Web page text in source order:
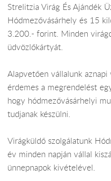
Strelitzia Virág És Ajándék
Hódmezővásárhely és 15
3.200.- forint. Minden
üdvözlőkártyát.
Alapvetően vállalunk
érdemes a megrendelést
hogy hódmezővásárhelyi
tudjanak készülni.
Virágküldő szolgálatunk
év minden napján vállal
ünnepnapok kivételével.